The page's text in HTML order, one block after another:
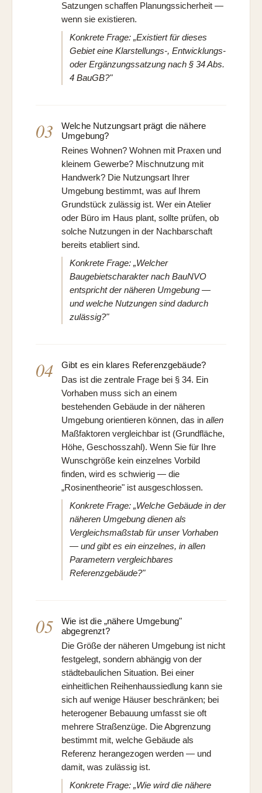
Satzungen schaffen Planungssicherheit —
wenn sie existieren.
Konkrete Frage: „Existiert für dieses
Gebiet eine Klarstellungs-, Entwicklungs-
oder Ergänzungssatzung nach § 34 Abs.
4 BauGB?"
03
Welche Nutzungsart prägt die nähere
Umgebung?
Reines Wohnen? Wohnen mit Praxen und
kleinem Gewerbe? Mischnutzung mit
Handwerk? Die Nutzungsart Ihrer
Umgebung bestimmt, was auf Ihrem
Grundstück zulässig ist. Wer ein Atelier
oder Büro im Haus plant, sollte prüfen, ob
solche Nutzungen in der Nachbarschaft
bereits etabliert sind.
Konkrete Frage: „Welcher
Baugebietscharakter nach BauNVO
entspricht der näheren Umgebung —
und welche Nutzungen sind dadurch
zulässig?"
04 Gibt es ein klares Referenzgebäude?
Das ist die zentrale Frage bei § 34. Ein
Vorhaben muss sich an einem
bestehenden Gebäude in der näheren
Umgebung orientieren können, das in allen
Maßfaktoren vergleichbar ist (Grundfläche,
Höhe, Geschosszahl). Wenn Sie für Ihre
Wunschgröße kein einzelnes Vorbild
finden, wird es schwierig — die
„Rosinentheorie" ist ausgeschlossen.
Konkrete Frage: „Welche Gebäude in der
näheren Umgebung dienen als
Vergleichsmaßstab für unser Vorhaben
— und gibt es ein einzelnes, in allen
Parametern vergleichbares
Referenzgebäude?"
05
Wie ist die „nähere Umgebung"
abgegrenzt?
Die Größe der näheren Umgebung ist nicht
festgelegt, sondern abhängig von der
städtebaulichen Situation. Bei einer
einheitlichen Reihenhaussiedlung kann sie
sich auf wenige Häuser beschränken; bei
heterogener Bebauung umfasst sie oft
mehrere Straßenzüge. Die Abgrenzung
bestimmt mit, welche Gebäude als
Referenz herangezogen werden — und
damit, was zulässig ist.
Konkrete Frage: „Wie wird die nähere